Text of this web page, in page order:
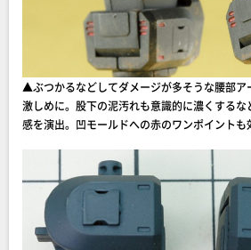
▲ぶつかるなどしてダメージが多そうな腰部ア
激しめに。股下の泥汚れも意識的に濃くする
感を演出。凹モールドへの赤のワンポイントも